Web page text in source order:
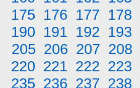
175 176 177 178
190 191 192 193
205 206 207 208
220 221 222 223
235 236 237 238